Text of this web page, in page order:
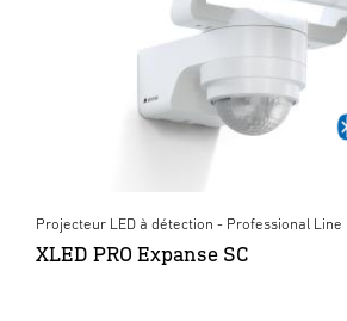
Projecteur LED à détection - Professional Line
XLED PRO Expanse SC